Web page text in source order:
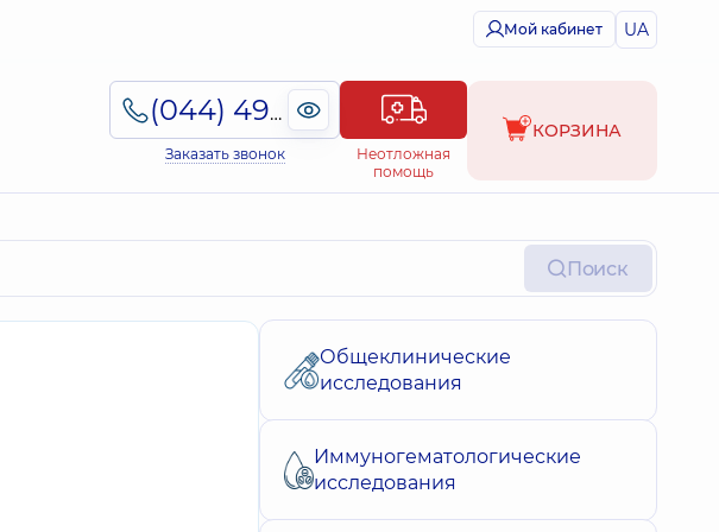
Мой кабинет UA
(044) 495-2-888
Заказать звонок
Неотложная
помощь
КОРЗИНА
Поиск
Общеклинические
исследования
Иммуногематологические
исследования